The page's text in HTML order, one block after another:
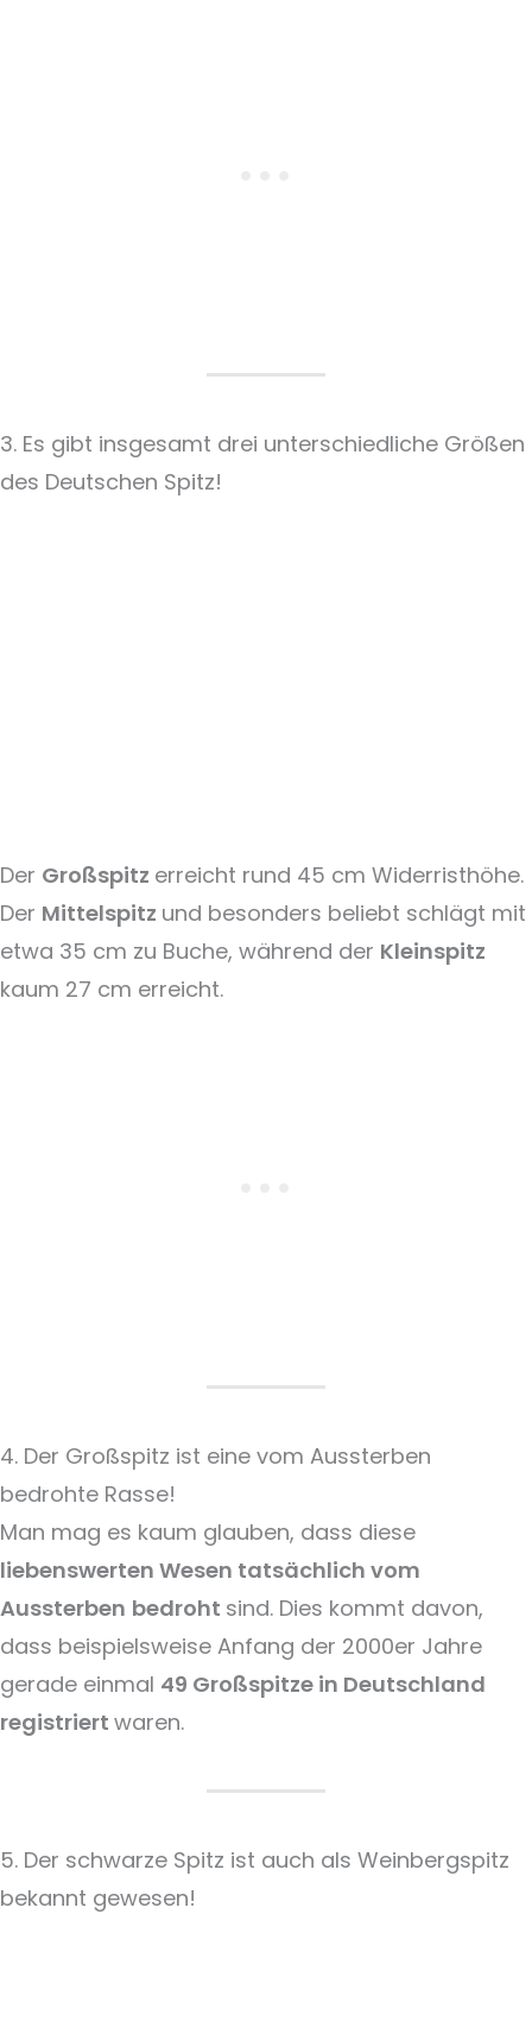
3. Es gibt insgesamt drei unterschiedliche Größen
des Deutschen Spitz!
Der Großspitz erreicht rund 45 cm Widerristhöhe.
Der Mittelspitz und besonders beliebt schlägt mit
etwa 35 cm zu Buche, während der Kleinspitz
kaum 27 cm erreicht.
4. Der Großspitz ist eine vom Aussterben
bedrohte Rasse!
Man mag es kaum glauben, dass diese
liebenswerten Wesen tatsächlich vom
Aussterben bedroht sind. Dies kommt davon,
dass beispielsweise Anfang der 2000er Jahre
gerade einmal 49 Großspitze in Deutschland
registriert waren.
5. Der schwarze Spitz ist auch als Weinbergspitz
bekannt gewesen!